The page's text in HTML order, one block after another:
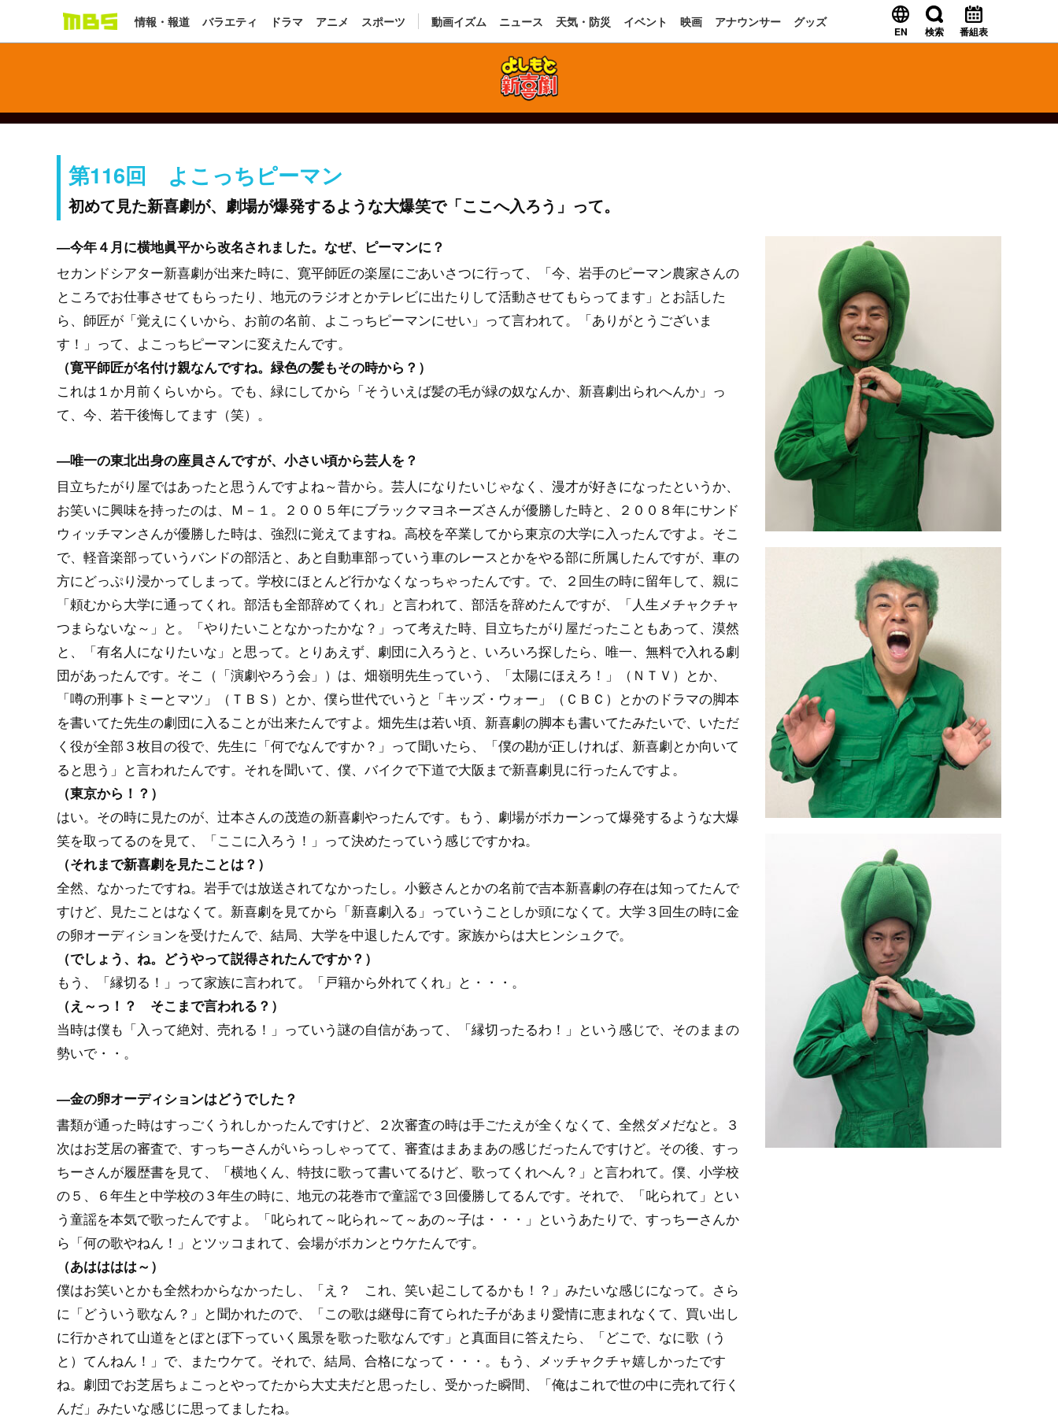
情報・報道 バラエティ ドラマ アニメ スポーツ 動画イズム ニュース 天気・防災 イベント 映画 アナウンサー グッズ
EN 検索 番組表
第116回 よこっちピーマン
初めて見た新喜劇が、劇場が爆発するような大爆笑で「ここへ入ろう」って。
―今年４月に横地眞平から改名されました。なぜ、ピーマンに？
セカンドシアター新喜劇が出来た時に、寛平師匠の楽屋にごあいさつに行って、「今、岩手のピーマン農家さんの
ところでお仕事させてもらったり、地元のラジオとかテレビに出たりして活動させてもらってます」とお話した
ら、師匠が「覚えにくいから、お前の名前、よこっちピーマンにせい」って言われて。「ありがとうございま
す！」って、よこっちピーマンに変えたんです。
（寛平師匠が名付け親なんですね。緑色の髪もその時から？）
これは１か月前くらいから。でも、緑にしてから「そういえば髪の毛が緑の奴なんか、新喜劇出られへんか」っ
て、今、若干後悔してます（笑）。
―唯一の東北出身の座員さんですが、小さい頃から芸人を？
目立ちたがり屋ではあったと思うんですよね～昔から。芸人になりたいじゃなく、漫才が好きになったというか、
お笑いに興味を持ったのは、Ｍ－１。２００５年にブラックマヨネーズさんが優勝した時と、２００８年にサンド
ウィッチマンさんが優勝した時は、強烈に覚えてますね。高校を卒業してから東京の大学に入ったんですよ。そこ
で、軽音楽部っていうバンドの部活と、あと自動車部っていう車のレースとかをやる部に所属したんですが、車の
方にどっぷり浸かってしまって。学校にほとんど行かなくなっちゃったんです。で、２回生の時に留年して、親に
「頼むから大学に通ってくれ。部活も全部辞めてくれ」と言われて、部活を辞めたんですが、「人生メチャクチャ
つまらないな～」と。「やりたいことなかったかな？」って考えた時、目立ちたがり屋だったこともあって、漠然
と、「有名人になりたいな」と思って。とりあえず、劇団に入ろうと、いろいろ探したら、唯一、無料で入れる劇
団があったんです。そこ（「演劇やろう会」）は、畑嶺明先生っていう、「太陽にほえろ！」（ＮＴＶ）とか、
「噂の刑事トミーとマツ」（ＴＢＳ）とか、僕ら世代でいうと「キッズ・ウォー」（ＣＢＣ）とかのドラマの脚本
を書いてた先生の劇団に入ることが出来たんですよ。畑先生は若い頃、新喜劇の脚本も書いてたみたいで、いただ
く役が全部３枚目の役で、先生に「何でなんですか？」って聞いたら、「僕の勘が正しければ、新喜劇とか向いて
ると思う」と言われたんです。それを聞いて、僕、バイクで下道で大阪まで新喜劇見に行ったんですよ。
（東京から！？）
はい。その時に見たのが、辻本さんの茂造の新喜劇やったんです。もう、劇場がボカーンって爆発するような大爆
笑を取ってるのを見て、「ここに入ろう！」って決めたっていう感じですかね。
（それまで新喜劇を見たことは？）
全然、なかったですね。岩手では放送されてなかったし。小籔さんとかの名前で吉本新喜劇の存在は知ってたんで
すけど、見たことはなくて。新喜劇を見てから「新喜劇入る」っていうことしか頭になくて。大学３回生の時に金
の卵オーディションを受けたんで、結局、大学を中退したんです。家族からは大ヒンシュクで。
（でしょう、ね。どうやって説得されたんですか？）
もう、「縁切る！」って家族に言われて。「戸籍から外れてくれ」と・・・。
（え～っ！？ そこまで言われる？）
当時は僕も「入って絶対、売れる！」っていう謎の自信があって、「縁切ったるわ！」という感じで、そのままの
勢いで・・。
―金の卵オーディションはどうでした？
書類が通った時はすっごくうれしかったんですけど、２次審査の時は手ごたえが全くなくて、全然ダメだなと。３
次はお芝居の審査で、すっちーさんがいらっしゃってて、審査はまあまあの感じだったんですけど。その後、すっ
ちーさんが履歴書を見て、「横地くん、特技に歌って書いてるけど、歌ってくれへん？」と言われて。僕、小学校
の５、６年生と中学校の３年生の時に、地元の花巻市で童謡で３回優勝してるんです。それで、「叱られて」とい
う童謡を本気で歌ったんですよ。「叱られて～叱られ～て～あの～子は・・・」というあたりで、すっちーさんか
ら「何の歌やねん！」とツッコまれて、会場がボカンとウケたんです。
（あはははは～）
僕はお笑いとかも全然わからなかったし、「え？ これ、笑い起こしてるかも！？」みたいな感じになって。さら
に「どういう歌なん？」と聞かれたので、「この歌は継母に育てられた子があまり愛情に恵まれなくて、買い出し
に行かされて山道をとぼとぼ下っていく風景を歌った歌なんです」と真面目に答えたら、「どこで、なに歌（う
と）てんねん！」で、またウケて。それで、結局、合格になって・・・。もう、メッチャクチャ嬉しかったです
ね。劇団でお芝居ちょこっとやってたから大丈夫だと思ったし、受かった瞬間、「俺はこれで世の中に売れて行く
んだ」みたいな感じに思ってましたね。